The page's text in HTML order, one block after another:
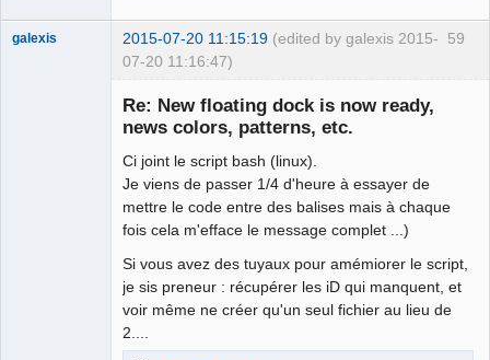
59
galexis 2015-07-20 11:15:19 (edited by galexis 2015-
07-20 11:16:47)
Re: New floating dock is now ready,
news colors, patterns, etc.
Ci joint le script bash (linux).
Je viens de passer 1/4 d'heure à essayer de
mettre le code entre des balises mais à chaque
fois cela m'efface le message complet ...)
Si vous avez des tuyaux pour amémiorer le script,
je sis preneur : récupérer les iD qui manquent, et
voir même ne créer qu'un seul fichier au lieu de
2....